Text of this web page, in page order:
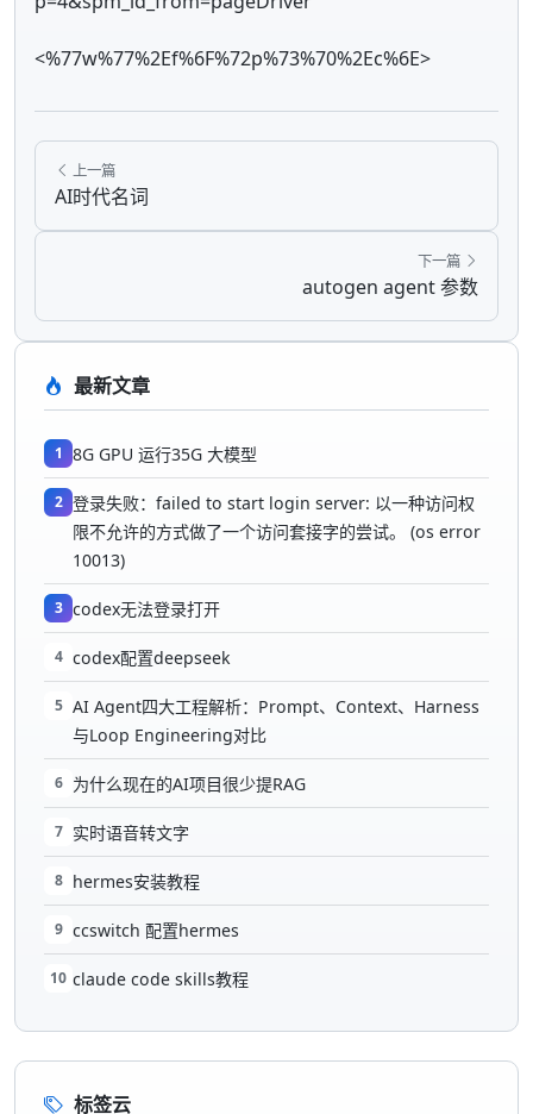
<%77w%77%2Ef%6F%72p%73%70%2Ec%6E>
上一篇
AI时代名词
下一篇
autogen agent 参数
最新文章
1 8G GPU 运行35G 大模型
2 登录失败：failed to start login server: 以一种访问权
限不允许的方式做了一个访问套接字的尝试。 (os error
10013)
3 codex无法登录打开
4 codex配置deepseek
5 AI Agent四大工程解析：Prompt、Context、Harness
与Loop Engineering对比
6 为什么现在的AI项目很少提RAG
7 实时语音转文字
8 hermes安装教程
9 ccswitch 配置hermes
10 claude code skills教程
标签云